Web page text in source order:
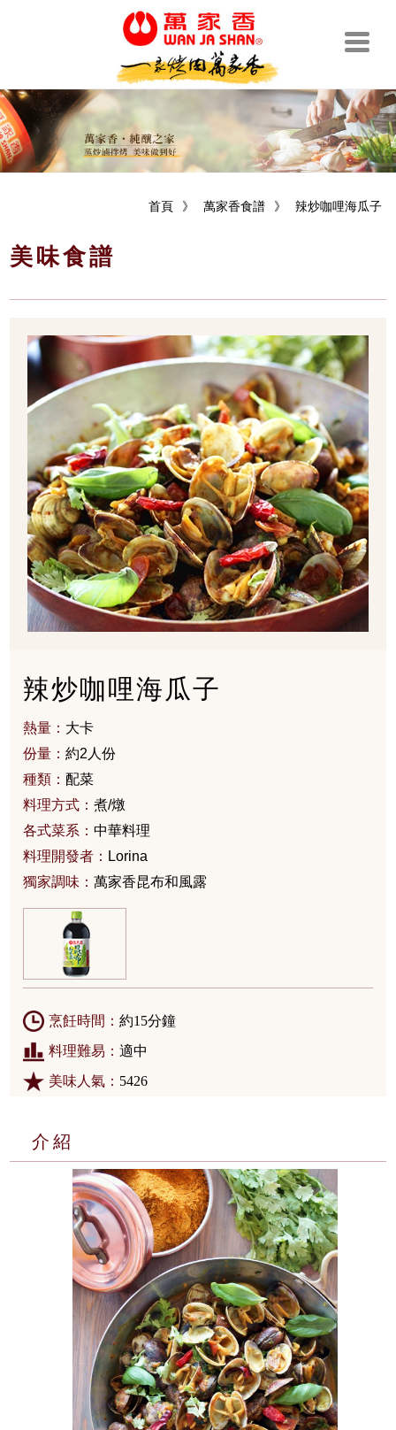
辣炒咖哩海瓜子
》
萬家香食譜
》
首頁
美味食譜
辣炒咖哩海瓜子
熱量： 大卡
份量：約2人份
種類：配菜
料理方式：煮/燉
各式菜系：中華料理
料理開發者： Lorina
獨家調味：萬家香昆布和風露
烹飪時間：約15分鐘
料理難易：適中
美味人氣： 5426
介紹